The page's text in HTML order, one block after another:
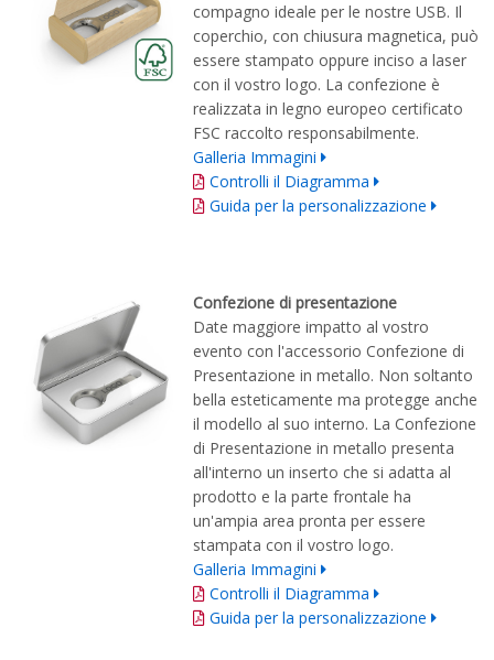
compagno ideale per le nostre USB. Il
coperchio, con chiusura magnetica, può
essere stampato oppure inciso a laser
con il vostro logo. La confezione è
realizzata in legno europeo certificato
FSC raccolto responsabilmente.
Galleria Immagini
Controlli il Diagramma
Guida per la personalizzazione
Confezione di presentazione
Date maggiore impatto al vostro
evento con l'accessorio Confezione di
Presentazione in metallo. Non soltanto
bella esteticamente ma protegge anche
il modello al suo interno. La Confezione
di Presentazione in metallo presenta
all'interno un inserto che si adatta al
prodotto e la parte frontale ha
un'ampia area pronta per essere
stampata con il vostro logo.
Galleria Immagini
Controlli il Diagramma
Guida per la personalizzazione